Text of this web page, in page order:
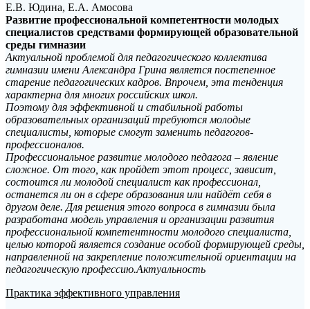
Е.В. Юдина, Е.А. Амосова
Развитие профессиональной компетентности молодых
специалистов средствами формирующей образовательной
среды гимназии
Актуальной проблемой для педагогического коллектива
гимназии имени Александра Грина является постепенное
старение педагогических кадров. Впрочем, эта тенденция
характерна для многих российских школ.
Поэтому для эффективной и стабильной работы
образовательных организаций требуются молодые
специалисты, которые смогут заменить педагогов-
профессионалов.
Профессиональное развитие молодого педагога – явление
сложное. От того, как пройдет этот процесс, зависит,
состоится ли молодой специалист как профессионал,
останется ли он в сфере образования или найдёт себя в
другом деле. Для решения этого вопроса в гимназии была
разработана модель управления и организации развития
профессиональной компетентности молодого специалиста,
целью которой является создание особой формирующей среды,
направленной на закрепление положительной ориентации на
педагогическую профессию.Актуальность
Практика эффективного управления